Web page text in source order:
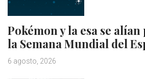
Pokémon y la esa se
la Semana Mundial del
6 agosto, 2026